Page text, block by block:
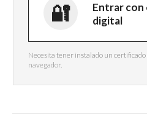
Entrar
digital
Necesita tener instalado un
navegador.